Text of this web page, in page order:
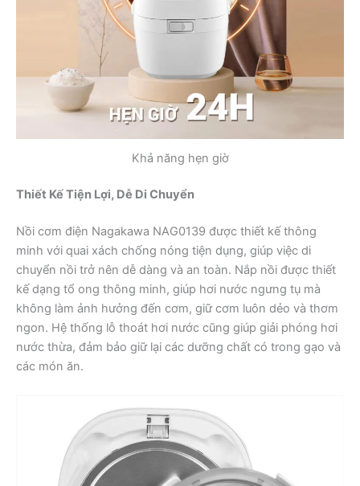
Khả năng hẹn giờ
Thiết Kế Tiện Lợi, Dễ Di Chuyển
Nồi cơm điện Nagakawa NAG0139 được thiết kế thông
minh với quai xách chống nóng tiện dụng, giúp việc di
chuyển nồi trở nên dễ dàng và an toàn. Nắp nồi được thiết
kế dạng tổ ong thông minh, giúp hơi nước ngưng tụ mà
không làm ảnh hưởng đến cơm, giữ cơm luôn dẻo và thơm
ngon. Hệ thống lỗ thoát hơi nước cũng giúp giải phóng hơi
nước thừa, đảm bảo giữ lại các dưỡng chất có trong gạo và
các món ăn.